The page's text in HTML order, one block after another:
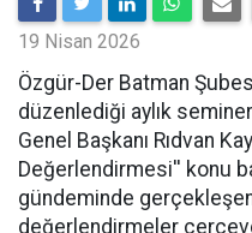
19 Nisan 2026
​Özgür-Der Batman
düzenlediği aylık
Genel Başkanı Rıdvan
Değerlendirmesi'' konu
gündeminde
değerlendirmeler